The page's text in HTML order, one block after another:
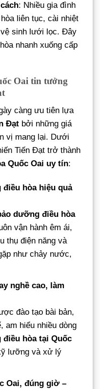
: Nhiều gia đình
liên tục, cài nhiệt
vệ sinh lưới lọc. Đây
nhanh xuống cấp
Oai tin tưởng
càng ưu tiên lựa
Đạt bởi những giá
vị mang lại. Dưới
Tiến Đạt trở thành
Quốc Oai uy tín:
hòa hiệu quả
dưỡng điều hòa
vận hành êm ái,
thụ điện năng và
như chảy nước,
nghề cao, làm
đào tạo bài bản,
am hiểu nhiều dòng
điều hòa tại Quốc
lưỡng và xử lý
Oai, đúng giờ –